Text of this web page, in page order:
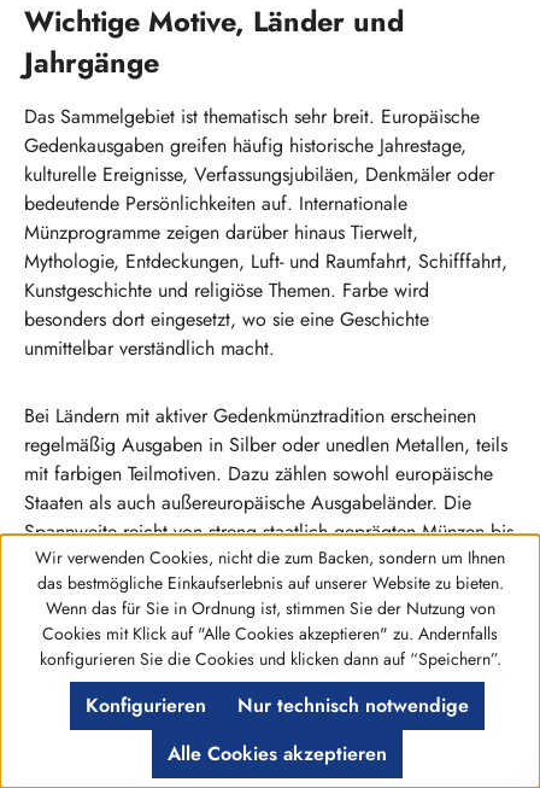
Wichtige Motive, Länder und
Jahrgänge
Das Sammelgebiet ist thematisch sehr breit. Europäische
Gedenkausgaben greifen häufig historische Jahrestage,
kulturelle Ereignisse, Verfassungsjubiläen, Denkmäler oder
bedeutende Persönlichkeiten auf. Internationale
Münzprogramme zeigen darüber hinaus Tierwelt,
Mythologie, Entdeckungen, Luft- und Raumfahrt, Schifffahrt,
Kunstgeschichte und religiöse Themen. Farbe wird
besonders dort eingesetzt, wo sie eine Geschichte
unmittelbar verständlich macht.
Bei Ländern mit aktiver Gedenkmünztradition erscheinen
regelmäßig Ausgaben in Silber oder unedlen Metallen, teils
mit farbigen Teilmotiven. Dazu zählen sowohl europäische
Staaten als auch außereuropäische Ausgabeländer. Die
Spannweite reicht von streng staatlich geprägten Münzen bis
zu modernen Sammlerausgaben, die in limitierter Form und
mit Zertifikat angeboten werden können. Konkrete Auflagen
sollten immer anhand der jeweiligen Ausgabe geprüft
werden.
Auch Jahrgänge spielen eine Rolle, vor allem wenn sie an
ein bestimmtes Jubiläum gebunden sind. Ein Münzjahr kann
den historischen Anlass unmittelbar dokumentieren, etwa bei
Werkzeugleiste anzeigen
Wir verwenden Cookies, nicht die zum Backen, sondern um Ihnen
das bestmögliche Einkaufserlebnis auf unserer Website zu bieten.
Wenn das für Sie in Ordnung ist, stimmen Sie der Nutzung von
Cookies mit Klick auf "Alle Cookies akzeptieren" zu. Andernfalls
konfigurieren Sie die Cookies und klicken dann auf “Speichern”.
Nur technisch notwendige
Konfigurieren
Alle Cookies akzeptieren